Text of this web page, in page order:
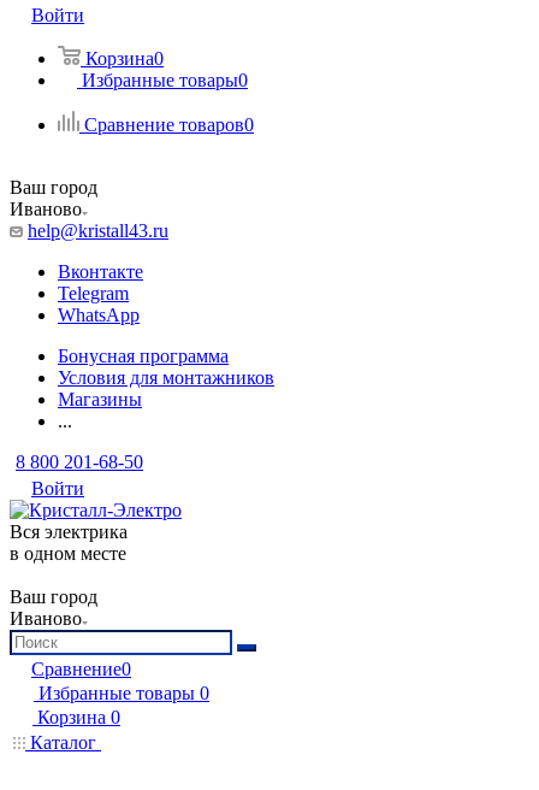
Войти
Корзина0
Избранные товары0
Сравнение товаров0
Ваш город
Иваново
help@kristall43.ru
Вконтакте
Telegram
WhatsApp
Бонусная программа
Условия для монтажников
Магазины
...
8 800 201-68-50
Войти
Вся электрика
в одном месте
Ваш город
Иваново
Сравнение0
Избранные товары 0
Корзина 0
Каталог